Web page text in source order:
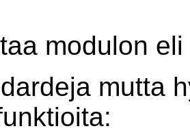
modulon
mutta